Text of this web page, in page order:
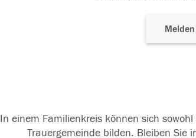
In einem Familienkreis können sich
Trauergemeinde bilden. Bleiben